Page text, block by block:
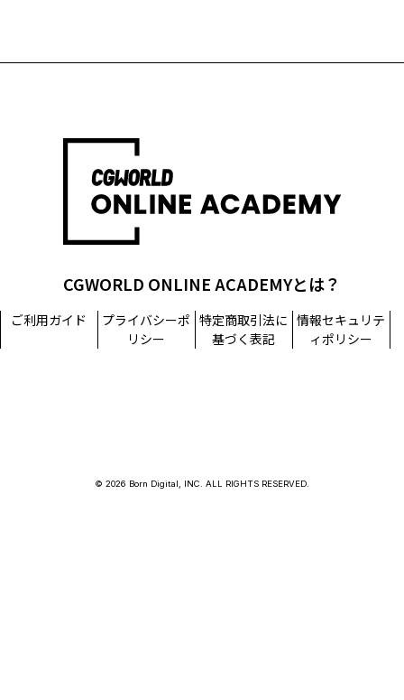
CGWORLD ONLINE ACADEMYとは？
ご利用ガイド
プライバシーポ
リシー
特定商取引法に
基づく表記
情報セキュリテ
ィポリシー
© 2026 Born Digital, INC. ALL RIGHTS RESERVED.